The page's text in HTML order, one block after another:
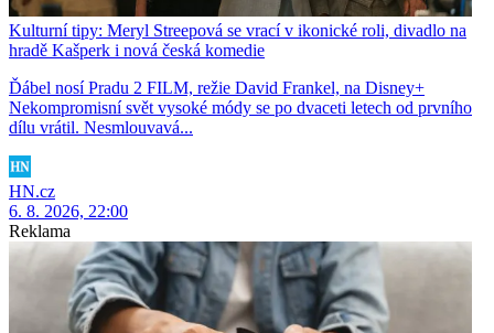
Kulturní tipy: Meryl Streepová se vrací v ikonické roli, divadlo na
hradě Kašperk i nová česká komedie
Ďábel nosí Pradu 2 FILM, režie David Frankel, na Disney+
Nekompromisní svět vysoké módy se po dvaceti letech od prvního
dílu vrátil. Nesmlouvavá...
HN.cz
6. 8. 2026, 22:00
Reklama